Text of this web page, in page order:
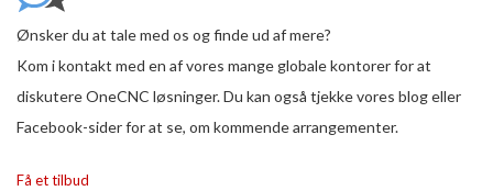
Ønsker du at tale med os og finde ud af mere?
Kom i kontakt med en af ​​vores mange globale kontorer for at
diskutere OneCNC løsninger. Du kan også tjekke vores blog eller
Facebook-sider for at se, om kommende arrangementer.
Få et tilbud